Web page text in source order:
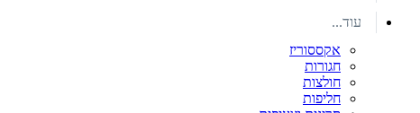
עוד...
אקססוריז
חגורות
חולצות
חליפות